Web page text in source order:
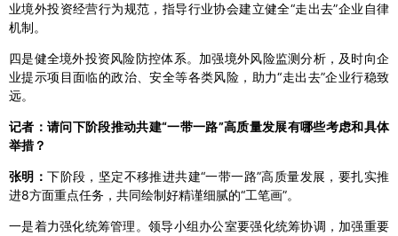
业境外投资经营行为规范，指导行业协会建立健全“走出去”企业自律
机制。
四是健全境外投资风险防控体系。加强境外风险监测分析，及时向企
业提示项目面临的政治、安全等各类风险，助力“走出去”企业行稳致
远。
记者：请问下阶段推动共建“一带一路”高质量发展有哪些考虑和具体
举措？
张明：下阶段，坚定不移推进共建“一带一路”高质量发展，要扎实推
进8方面重点任务，共同绘制好精谨细腻的“工笔画”。
一是着力强化统筹管理。领导小组办公室要强化统筹协调，加强重要